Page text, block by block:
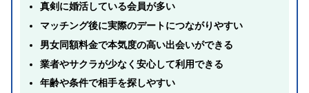
真剣に婚活している会員が多い
マッチング後に実際のデートにつながりやすい
男女同額料金で本気度の高い出会いができる
業者やサクラが少なく安心して利用できる
年齢や条件で相手を探しやすい